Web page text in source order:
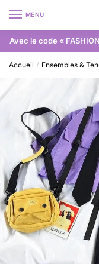
MENU
Avec le code «
Accueil / Ensembles &